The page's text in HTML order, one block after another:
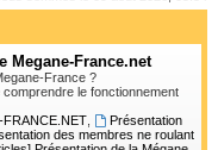
h
Megane-France.net
France ?
le fonctionnement
FRANCE.NET,
Présentation
des membres ne roulant